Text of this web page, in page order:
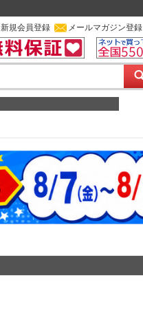
新規会員登録
メールマガジン登録